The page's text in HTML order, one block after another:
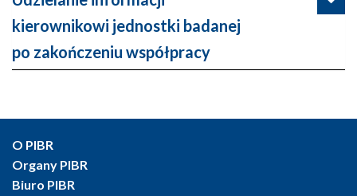
kierownikowi jednostki badanej
po zakończeniu współpracy
O PIBR
Organy PIBR
Biuro PIBR